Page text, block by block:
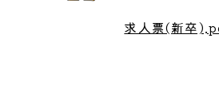
求人票(新卒